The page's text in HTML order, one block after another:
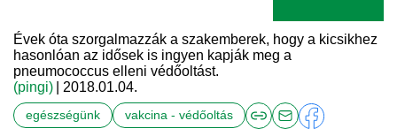
Évek óta szorgalmazzák a szakemberek, hogy a kicsikhez
hasonlóan az idősek is ingyen kapják meg a
pneumococcus elleni védőoltást.
(pingi)
| 2018.01.04.
egészségünk vakcina - védőoltás